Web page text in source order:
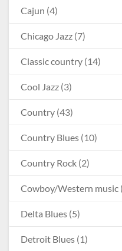
Cajun (4)
Chicago Jazz (7)
Classic country (14)
Cool Jazz (3)
Country (43)
Country Blues (10)
Country Rock (2)
Cowboy/Western music
Delta Blues (5)
Detroit Blues (1)